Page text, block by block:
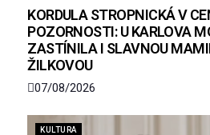
KORDULA STROPNICKÁ V
POZORNOSTI: U KARLOVA
ZASTÍNILA I SLAVNOU
ŽILKOVOU
07/08/2026
KULTURA